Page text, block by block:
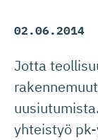
02.06.2014
Jotta
yhteistyö